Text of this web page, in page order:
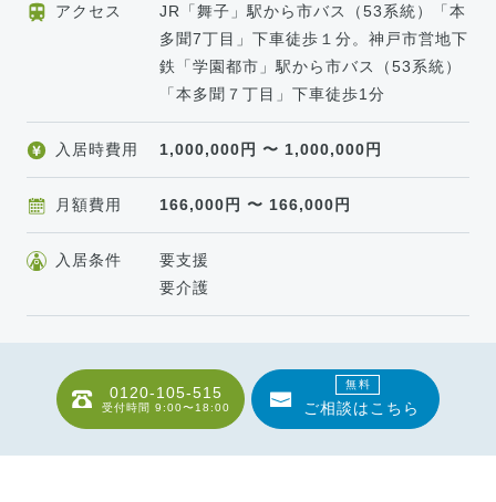
アクセス
JR「舞子」駅から市バス（53系統）「本
多聞7丁目」下車徒歩１分。神戸市営地下
鉄「学園都市」駅から市バス（53系統）
「本多聞７丁目」下車徒歩1分
入居時費用 1,000,000 円 〜 1,000,000 円
月額費用 166,000 円 〜 166,000 円
入居条件
要支援
要介護
0120-105-515
受付時間 9:00〜18:00
無料
ご相談はこちら